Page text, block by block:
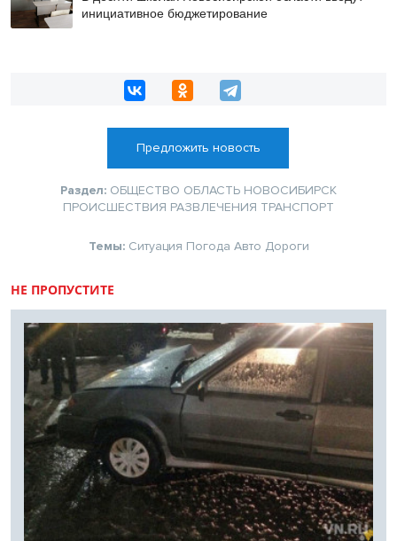
инициативное бюджетирование
Предложить новость
Раздел: ОБЩЕСТВО ОБЛАСТЬ НОВОСИБИРСК
ПРОИСШЕСТВИЯ РАЗВЛЕЧЕНИЯ ТРАНСПОРТ
Темы: Ситуация Погода Авто Дороги
НЕ ПРОПУСТИТЕ